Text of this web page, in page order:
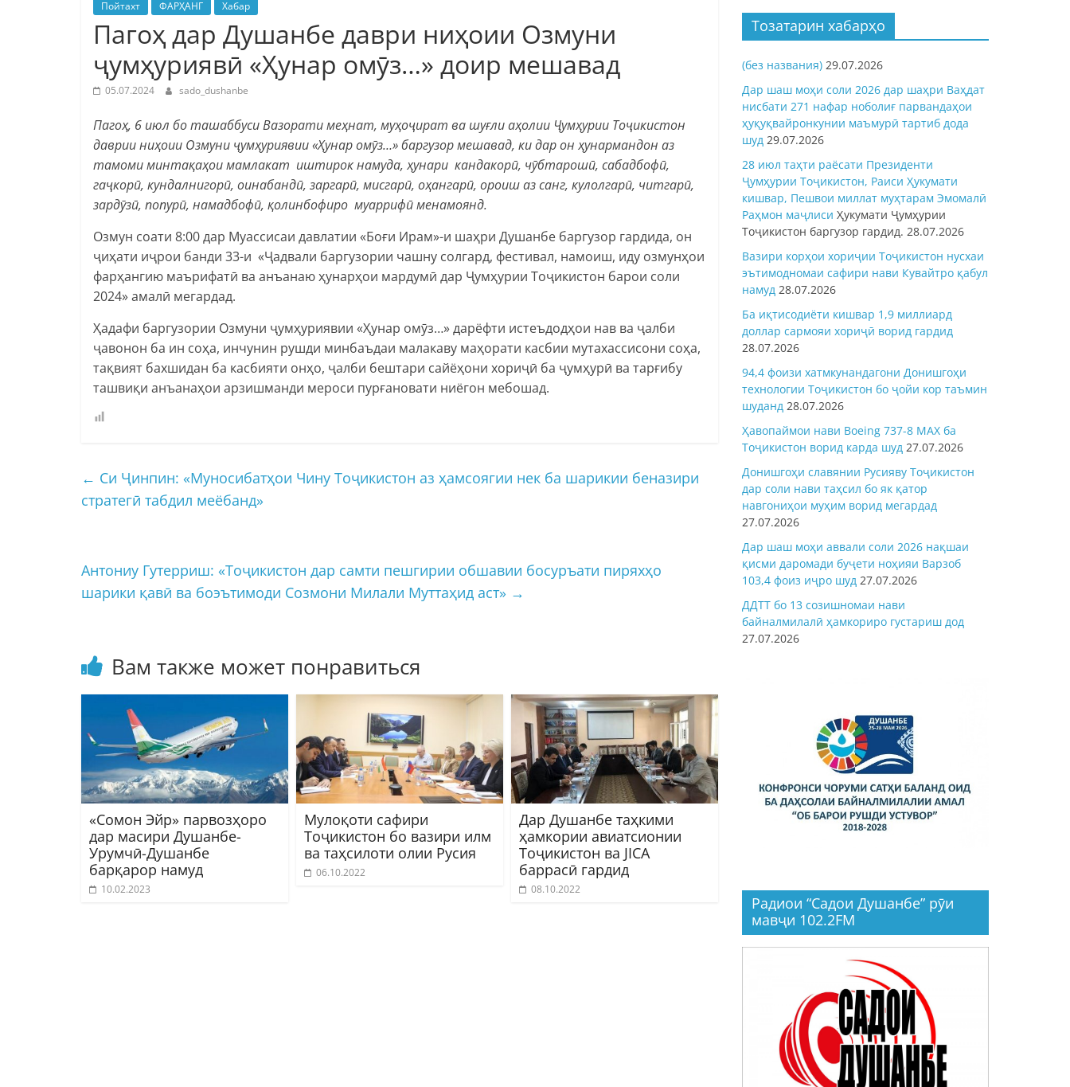
Пойтахт ФАРҲАНГ Хабар
Пагоҳ дар Душанбе даври ниҳоии Озмуни
ҷумҳуриявӣ «Ҳунар омӯз…» доир мешавад
05.07.2024 sado_dushanbe
Пагоҳ, 6 июл бо ташаббуси Вазорати меҳнат, муҳоҷират ва шуғли аҳолии Ҷумҳурии Тоҷикистон
даврии ниҳоии Озмуни ҷумҳуриявии «Ҳунар омӯз…» баргузор мешавад, ки дар он ҳунармандон аз
тамоми минтақаҳои мамлакат иштирок намуда, ҳунари кандакорӣ, чӯбтарошӣ, сабадбофӣ,
гаҷкорӣ, кундалнигорӣ, оинабандӣ, заргарӣ, мисгарӣ, оҳангарӣ, ороиш аз санг, кулолгарӣ, читгарӣ,
зардӯзӣ, попурӣ, намадбофӣ, қолинбофиро муаррифӣ менамоянд.
Озмун соати 8:00 дар Муассисаи давлатии «Боғи Ирам»-и шаҳри Душанбе баргузор гардида, он
ҷиҳати иҷрои банди 33-и «Ҷадвали баргузории чашну солгард, фестивал, намоиш, иду озмунҳои
фарҳангию маърифатӣ ва анъанаю ҳунарҳои мардумӣ дар Ҷумҳурии Тоҷикистон барои соли
2024» амалӣ мегардад.
Ҳадафи баргузории Озмуни ҷумҳуриявии «Ҳунар омӯз…» дарёфти истеъдодҳои нав ва ҷалби
ҷавонон ба ин соҳа, инчунин рушди минбаъдаи малакаву маҳорати касбии мутахассисони соҳа,
тақвият бахшидан ба касбияти онҳо, ҷалби бештари сайёҳони хориҷӣ ба ҷумҳурӣ ва тарғибу
ташвиқи анъанаҳои арзишманди мероси пурғановати ниёгон мебошад.
← Си Ҷинпин: «Муносибатҳои Чину Тоҷикистон аз ҳамсоягии нек ба шарикии беназири
стратегӣ табдил меёбанд»
Антониу Гутерриш: «Тоҷикистон дар самти пешгирии обшавии босуръати пиряхҳо
шарики қавӣ ва боэътимоди Созмони Милали Муттаҳид аст» →
Вам также может понравиться
«Сомон Эйр» парвозҳоро
дар масири Душанбе-
Урумчӣ-Душанбе
барқарор намуд
10.02.2023
Мулоқоти сафири
Тоҷикистон бо вазири илм
ва таҳсилоти олии Русия
06.10.2022
Дар Душанбе таҳкими
ҳамкории авиатсионии
Тоҷикистон ва JICA
баррасӣ гардид
08.10.2022
Тозатарин хабарҳо
(без названия) 29.07.2026
Дар шаш моҳи соли 2026 дар шаҳри Ваҳдат
нисбати 271 нафар ноболиғ парвандаҳои
ҳуқуқвайронкунии маъмурӣ тартиб дода
шуд 29.07.2026
28 июл таҳти раёсати Президенти
Ҷумҳурии Тоҷикистон, Раиси Ҳукумати
кишвар, Пешвои миллат муҳтарам Эмомалӣ
Раҳмон маҷлиси Ҳукумати Ҷумҳурии
Тоҷикистон баргузор гардид. 28.07.2026
Вазири корҳои хориҷии Тоҷикистон нусхаи
эътимодномаи сафири нави Кувайтро қабул
намуд 28.07.2026
Ба иқтисодиёти кишвар 1,9 миллиард
доллар сармояи хориҷӣ ворид гардид
28.07.2026
94,4 фоизи хатмкунандагони Донишгоҳи
технологии Тоҷикистон бо ҷойи кор таъмин
шуданд 28.07.2026
Ҳавопаймои нави Boeing 737-8 MAX ба
Тоҷикистон ворид карда шуд 27.07.2026
Донишгоҳи славянии Русияву Тоҷикистон
дар соли нави таҳсил бо як қатор
навгониҳои муҳим ворид мегардад
27.07.2026
Дар шаш моҳи аввали соли 2026 нақшаи
қисми даромади буҷети ноҳияи Варзоб
103,4 фоиз иҷро шуд 27.07.2026
ДДТТ бо 13 созишномаи нави
байналмилалӣ ҳамкориро густариш дод
27.07.2026
Радиои “Садои Душанбе” рӯи
мавҷи 102.2FM